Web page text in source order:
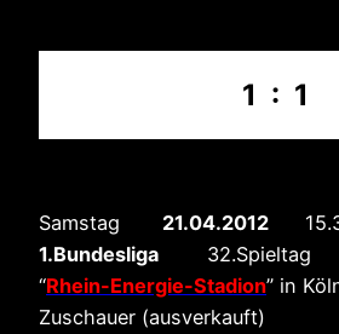
1 : 1
Samstag 21.04.2012
1.Bundesliga 32.Spieltag
“Rhein-Energie-Stadion” in
Zuschauer (ausverkauft)